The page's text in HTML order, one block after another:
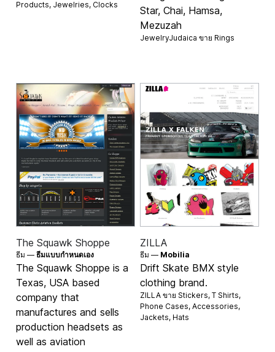
Products, Jewelries, Clocks
Star, Chai, Hamsa,
Mezuzah
JewelryJudaica ขาย Rings
The Squawk Shoppe
ธีม —ธีมแบบกำหนดเอง
The Squawk Shoppe is a
Texas, USA based
company that
manufactures and sells
production headsets as
well as aviation
ZILLA
ธีม — Mobilia
Drift Skate BMX style
clothing brand.
ZILLA ขาย Stickers, T Shirts,
Phone Cases, Accessories,
Jackets, Hats